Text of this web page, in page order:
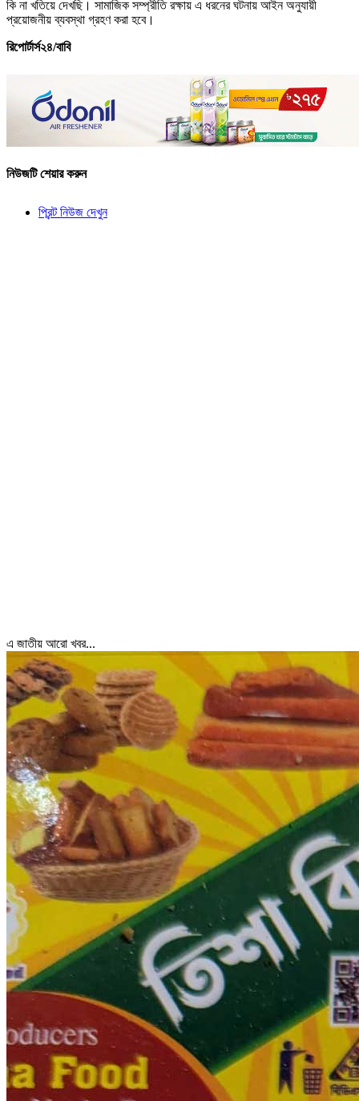
কি না খতিয়ে দেখছি। সামাজিক সম্প্রীতি রক্ষায় এ ধরনের ঘটনায় আইন অনুযায়ী
প্রয়োজনীয় ব্যবস্থা গ্রহণ করা হবে।
রিপোর্টার্স২৪/বাবি
নিউজটি শেয়ার করুন
প্রিন্ট নিউজ দেখুন
এ জাতীয় আরো খবর...